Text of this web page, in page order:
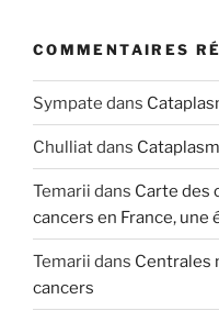
COMMENTAIRES
Sympate dans
Chulliatdans
Temarii dans Carte des
cancers en France, une
Temarii dans Centrales
cancers